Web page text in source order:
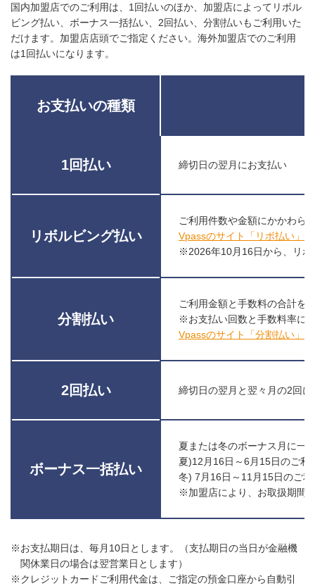
国内加盟店でのご利用は、1回払いのほか、加盟店によってリボル
ビング払い、ボーナス一括払い、2回払い、分割払いもご利用いた
だけます。加盟店店頭でご指定ください。海外加盟店でのご利用
は1回払いになります。
お支払いの種類
1回払い 締切日の翌月にお支払い
リボルビング払い
ご利用件数や金額にかかわら
Vpassのサイト「リボ払い」
※2026年10月16日から、リボ
分割払い
ご利用金額と手数料の合計を
※お支払い回数と手数料率に
Vpassのサイト「分割払い」
2回払い 締切日の翌月と翌々月の2回
ボーナス一括払い
夏または冬のボーナス月に一
夏)12月16日～6月15日のご利
冬) 7月16日～11月15日のご
※加盟店により、お取扱期間
※お支払期日は、毎月10日とします。（支払期日の当日が金融機
関休業日の場合は翌営業日とします）
※クレジットカードご利用代金は、ご指定の預金口座から自動引